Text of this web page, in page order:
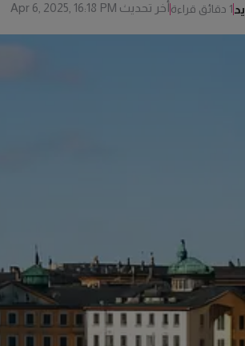
1 دقائق قراءة أخر تحديث Apr 6, 2025, 16:18 PM